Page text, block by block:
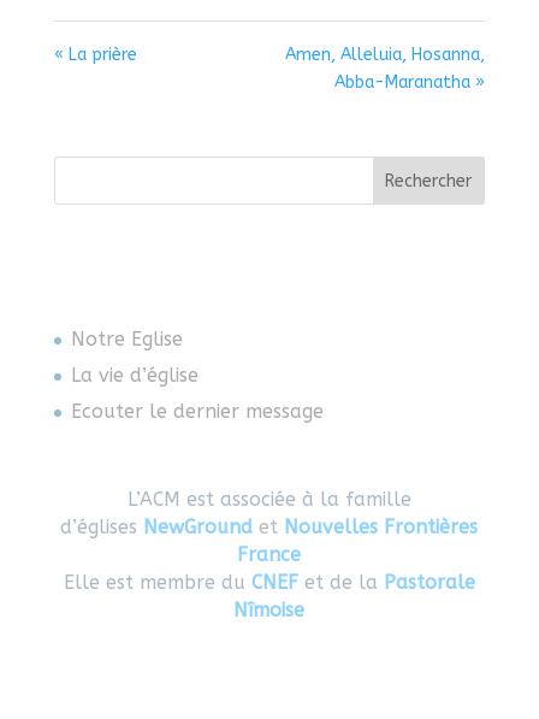
« La prière
Amen, Alleluia, Hosanna,
Abba-Maranatha »
Rechercher
Notre Eglise
La vie d’église
Ecouter le dernier message
L’ACM est associée à la famille
d’églises NewGround et Nouvelles Frontières
France
Elle est membre du CNEF et de la Pastorale
Nîmoise